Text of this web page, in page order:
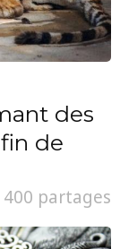
des
de
400 partages